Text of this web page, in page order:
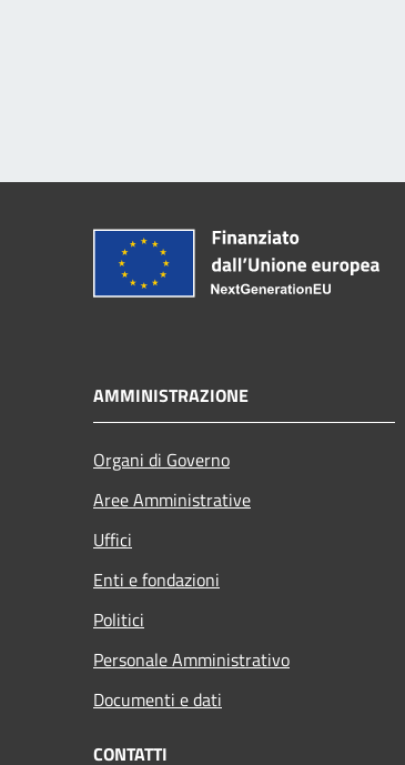
AMMINISTRAZIONE
Organi di Governo
Aree Amministrative
Uffici
Enti e fondazioni
Politici
Personale Amministrativo
Documenti e dati
CONTATTI